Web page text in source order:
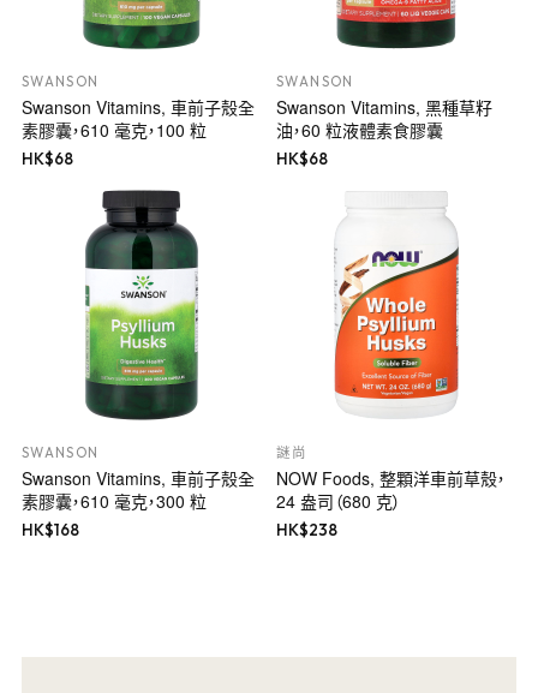
SWANSON
Swanson Vitamins, 車前子殼全
素膠囊，610 毫克，100 粒
HK$68
SWANSON
Swanson Vitamins, 黑種草籽
油，60 粒液體素食膠囊
HK$68
SWANSON
Swanson Vitamins, 車前子殼全
素膠囊，610 毫克，300 粒
HK$168
謎尚
NOW Foods, 整顆洋車前草殼，
24 盎司（680 克）
HK$238